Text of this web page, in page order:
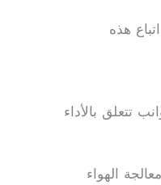
هذه
تتعلق بالأداء
الهواء